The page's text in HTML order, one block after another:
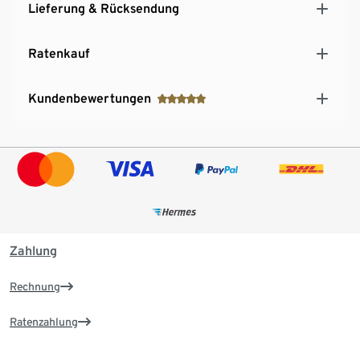
Lieferung & Rücksendung
Ratenkauf
Kundenbewertungen
Zahlung
Rechnung
Ratenzahlung